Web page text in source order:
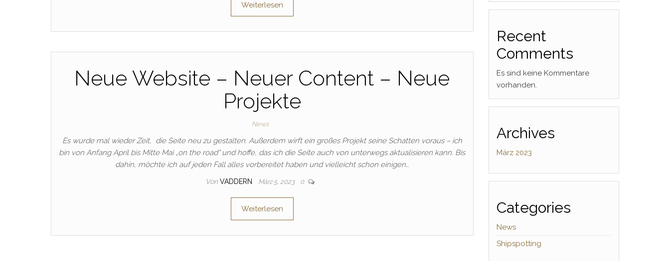
Weiterlesen
Neue Website – Neuer Content – Neue
Projekte
News
Es wurde mal wieder Zeit, die Seite neu zu gestalten. Außerdem wirft ein großes Projekt seine Schatten voraus – ich
bin von Anfang April bis Mitte Mai „on the road“ und hoffe, das ich die Seite auch von unterwegs aktualisieren kann. Bis
dahin, möchte ich auf jeden Fall alles vorbereitet haben und vielleicht schon einigen…
Von VADDERN März 5, 2023 0
Weiterlesen
Recent
Comments
Es sind keine Kommentare
vorhanden.
Archives
März 2023
Categories
News
Shipspotting